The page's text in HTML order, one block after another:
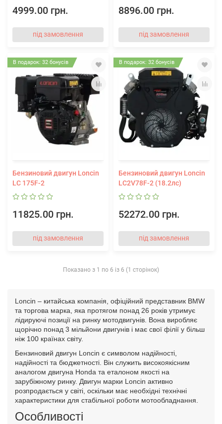
4999.00 грн.
під замовлення
8896.00 грн.
під замовлення
В подарок: 32 бонусів
Бензиновий двигун Loncin
LC 175F-2
11825.00 грн.
під замовлення
В подарок: 32 бонусів
Бензиновий двигун Loncin
LC2V78F-2 (18.2лс)
52272.00 грн.
під замовлення
Показано з 1 по 6 із 6 (1 сторінок)
Loncin – китайська компанія, офіційний представник BMW
та торгова марка, яка протягом понад 26 років утримує
лідируючі позиції на ринку мотодвигунів. Вона виробляє
щорічно понад 3 мільйони двигунів і має свої філії у більш
ніж 100 країнах світу.
Бензиновий двигун Loncin є символом надійності,
надійності та бюджетності. Він служить високоякісним
аналогом двигуна Honda та еталоном якості на
зарубіжному ринку. Двигун марки Loncin активно
розпродається у світі, оскільки має необхідні технічні
характеристики для стабільної роботи мотообладнання.
Особливості